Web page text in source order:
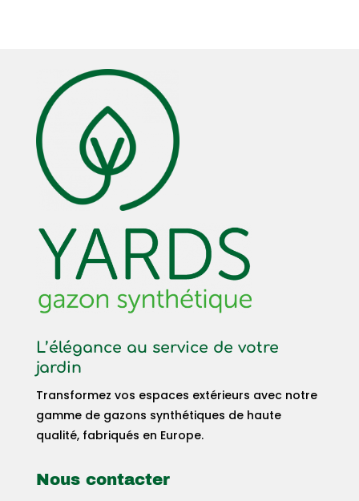
L’élégance au service de votre
jardin
Transformez vos espaces extérieurs avec notre
gamme de gazons synthétiques de haute
qualité, fabriqués en Europe.
Nous contacter